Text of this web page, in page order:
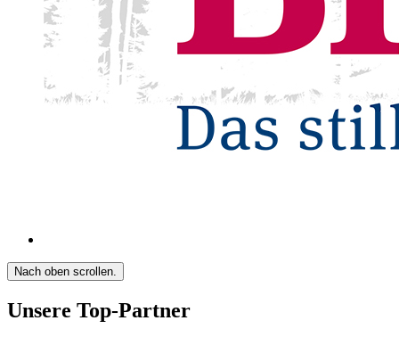
Nach oben scrollen.
Unsere Top-Partner